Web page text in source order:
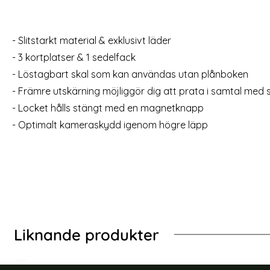
Flip Mandala Läder Grå
Art. nr 237401
rea pris
199 krtidigare pris
299 kr
Tillgänglighet:
Lagervara
Samsung Galaxy S24 Ultra 2-PACK Skärmskydd
Tillgänglighet:
- Slitstarkt material & exklusivt läder
- 3 kortplatser & 1 sedelfack
- Löstagbart skal som kan användas utan plånboken
- Främre utskärning möjliggör dig att prata i samtal med
- Locket hålls stängt med en magnetknapp
- Optimalt kameraskydd igenom högre läpp
Liknande produkter